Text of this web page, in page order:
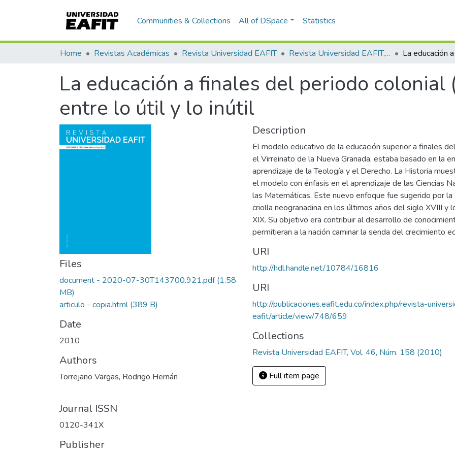
Communities & Collections All of DSpace Statistics
Home Revistas Académicas Revista Universidad EAFIT Revista Universidad EAFIT, Vol. 46, Núm. 158 (2010)
La educación a finales del periodo
entre lo útil y lo inútil
Files
document - 2020-07-30T143700.921.pdf(1.58
MB)
articulo - copia.html(389 B)
Date
2010
Authors
Torrejano Vargas, Rodrigo Hernán
Journal ISSN
0120-341X
Publisher
Description
El modelo educativo de la educación superior a finales
el Virreinato de la Nueva Granada, estaba basado en la
aprendizaje de la Teología y el Derecho. La Historia
el modelo con énfasis en el aprendizaje de las Ciencias
las Matemáticas. Este nuevo enfoque fue sugerido por la
criolla neogranadina en los últimos años del siglo XVIII y
XIX. Su objetivo era contribuir al desarrollo de
permitieran a la nación caminar la senda del crecimiento
URI
http://hdl.handle.net/10784/16816
URI
http://publicaciones.eafit.edu.co/index.php/revista-
eafit/article/view/748/659
Collections
Revista Universidad EAFIT, Vol. 46, Núm. 158 (2010)
Full item page